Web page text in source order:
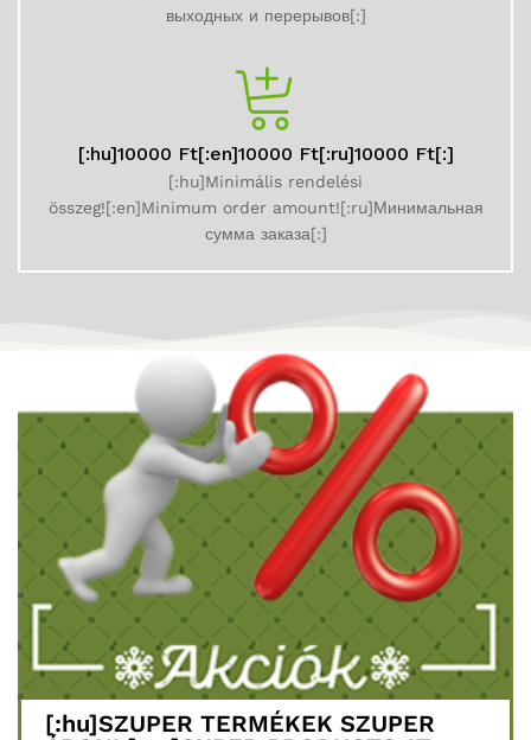
выходных и перерывов[:]
[:hu]10000 Ft[:en]10000 Ft[:ru]10000 Ft[:]
[:hu]Minimális rendelési
összeg![:en]Minimum order amount![:ru]Минимальная
сумма заказа[:]
[:hu]SZUPER TERMÉKEK SZUPER